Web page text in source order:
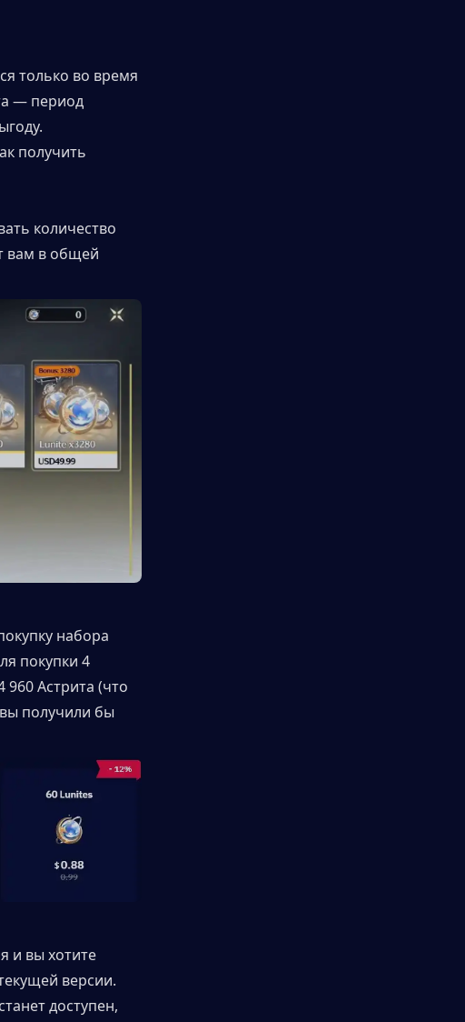
только во время
— период
получить
количество
вам в общей
набора
покупки 4
Астрита (что
получили бы
и вы хотите
версии.
доступен,